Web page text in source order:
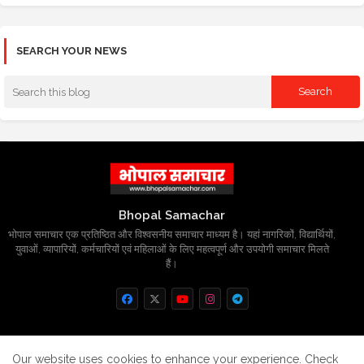
SEARCH YOUR NEWS
Bhopal Samachar
भोपाल समाचार एक प्रतिष्ठित और विश्वसनीय समाचार माध्यम है। यहां नागरिकों, विद्यार्थियों,
युवाओं, व्यापारियों, कर्मचारियों एवं महिलाओं के लिए महत्वपूर्ण और उपयोगी समाचार मिलते
हैं।
Home About Contact us Privacy Policy
Our website uses cookies to enhance your experience. Check